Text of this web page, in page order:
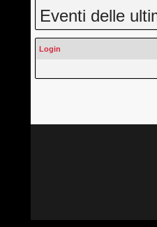
Eventi delle
Login